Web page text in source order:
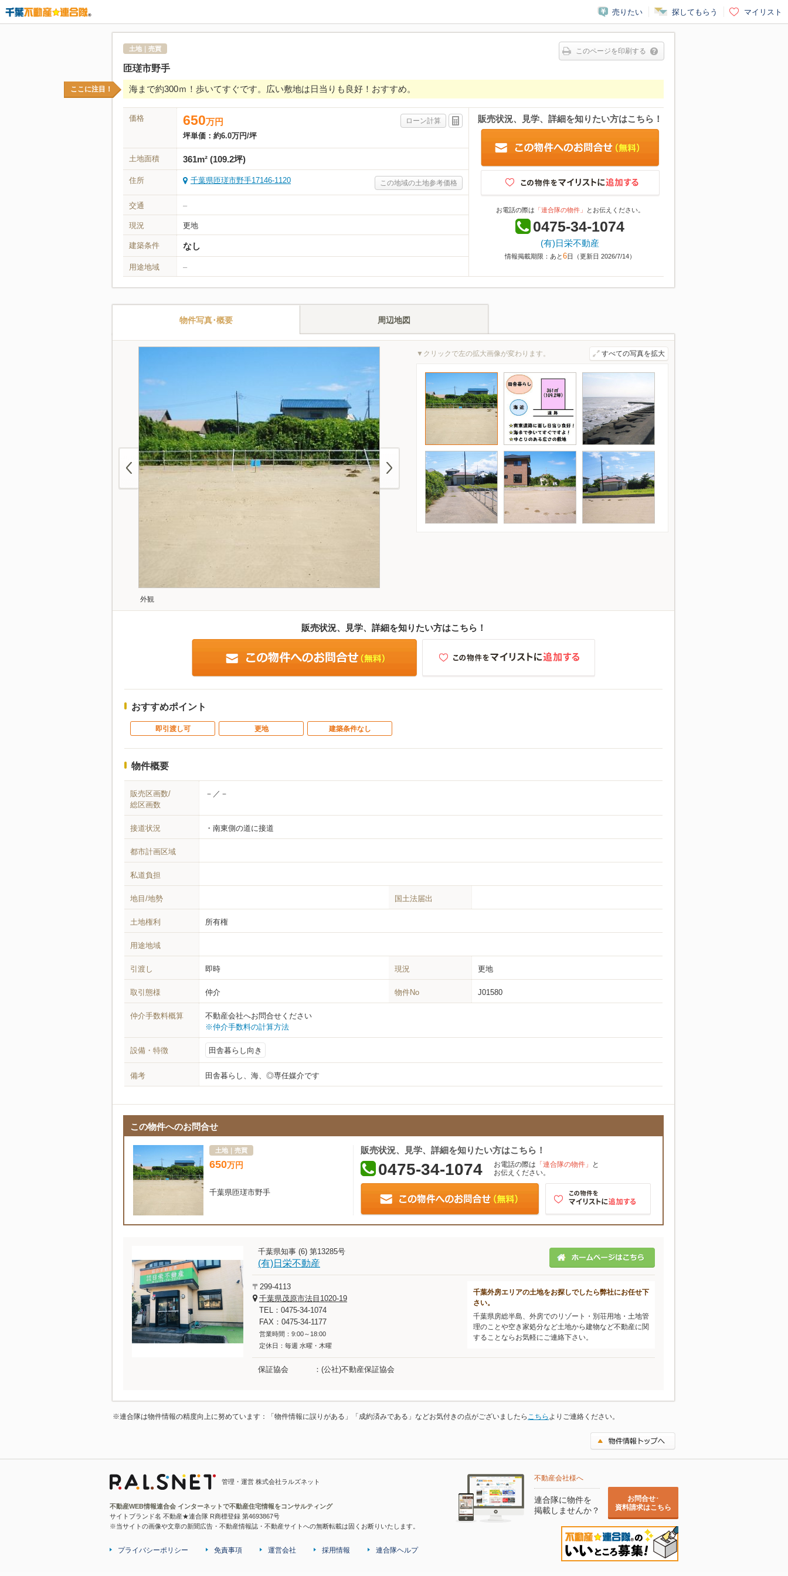
売りたい 探してもらう マイリスト
土地｜売買 このページを印刷する
匝瑳市野手
ここに注目！ 海まで約300ｍ！歩いてすぐです。広い敷地は日当りも良好！おすすめ。
価格 ローン計算
650万円
坪単価： 約6.0万円/坪
土地面積 361m² (109.2坪)
住所 この地域の土地参考価格
千葉県匝瑳市野手17146-1120
交通 –
現況 更地
建築条件 なし
用途地域 –
販売状況、見学、詳細を知りたい方はこちら！
お電話の際は 「連合隊の物件」 とお伝えください。
0475-34-1074
(有)日栄不動産
情報掲載期限：あと6日（更新日 2026/7/14）
物件写真･概要 周辺地図
外観
▼クリックで左の拡大画像が変わります。 すべての写真を拡大
販売状況、見学、詳細を知りたい方はこちら！
おすすめポイント
即引渡し可 更地 建築条件なし
物件概要
販売区画数/
総区画数
－／－
接道状況 南東側の道に接道
都市計画区域
私道負担
地目/地勢 国土法届出
土地権利 所有権
用途地域
引渡し 即時 現況 更地
取引態様 仲介 物件No J01580
仲介手数料概算
不動産会社へお問合せください
※仲介手数料の計算方法
設備・特徴 田舎暮らし向き
備考 田舎暮らし、海、◎専任媒介です
この物件へのお問合せ
土地｜売買
650万円
千葉県匝瑳市野手
販売状況、見学、詳細を知りたい方はこちら！
0475-34-1074 お電話の際は 「連合隊の物件」
と
お伝えください。
千葉県知事 (6) 第13285号
(有)日栄不動産
〒299-4113
千葉県茂原市法目1020-19
TEL：0475-34-1074
FAX：0475-34-1177
営業時間：9:00～18:00
定休日：毎週 水曜・木曜
千葉外房エリアの土地をお探しでしたら弊社にお任せ下
さい。
千葉県房総半島、外房でのリゾート・別荘用地・土地管
理のことや空き家処分など土地から建物など不動産に関
することならお気軽にご連絡下さい。
保証協会 (公社)不動産保証協会
※連合隊は物件情報の精度向上に努めています：「物件情報に誤りがある」「成約済みである」などお気付きの点がございましたら こちら よりご連絡ください。
管理・運営 株式会社ラルズネット
不動産WEB情報連合会 インターネットで不動産住宅情報をコンサルティング
サイトブランド名 不動産★連合隊 R商標登録 第4693867号
※当サイトの画像や文章の新聞広告・不動産情報誌・不動産サイトへの無断転載は固くお断りいたします。
プライバシーポリシー 免責事項 運営会社 採用情報 連合隊ヘルプ
不動産会社様へ
連合隊に物件を
掲載しませんか？
お問合せ･
資料請求はこちら